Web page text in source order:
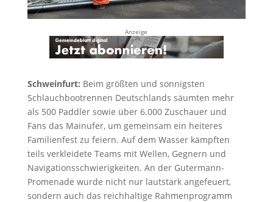
Anzeige
Schweinfurt: Beim größten und sonnigsten
Schlauchbootrennen Deutschlands säumten mehr
als 500 Paddler sowie über 6.000 Zuschauer und
Fans das Mainufer, um gemeinsam ein heiteres
Familienfest zu feiern. Auf dem Wasser kämpften
teils verkleidete Teams mit Wellen, Gegnern und
Navigationsschwierigkeiten. An der Gutermann-
Promenade wurde nicht nur lautstark angefeuert,
sondern auch das reichhaltige Rahmenprogramm